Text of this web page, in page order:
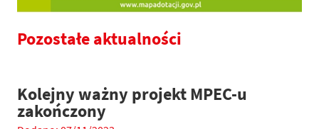
Pozostałe aktualności
Kolejny ważny projekt MPEC-u
zakończony